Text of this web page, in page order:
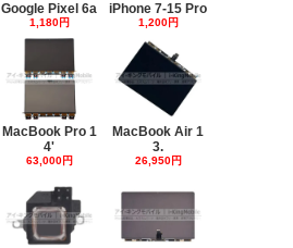
Google Pixel 6a
1,180円
iPhone 7-15 Pro
1,200円
MacBook Pro 1
4'
63,000円
MacBook Air 1
3.
26,950円